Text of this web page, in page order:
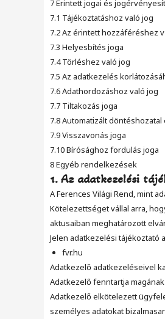
7 Érintett jogai és
7.1 Tájékoztatáshoz való jog
7.2 Az érintett hozzáféréshez
7.3 Helyesbítés joga
7.4 Törléshez való jog
7.5 Az adatkezelés
7.6 Adathordozáshoz való jog
7.7 Tiltakozás joga
7.8 Automatizált
7.9 Visszavonás joga
7.10 Bírósághoz fordulás joga
8 Egyéb rendelkezések
1. Az adatkezelési
A Ferences Világi Rend, mint
Kötelezettséget vállal arra,
aktusaiban meghatározott
Jelen adatkezelési tájékoztató
fvr.hu
Adatkezelő adatkezeléseivel
Adatkezelő fenntartja
Adatkezelő elkötelezett
személyes adatokat